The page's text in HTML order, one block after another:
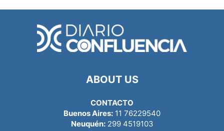
ABOUT US
CONTACTO
Buenos Aires: 11 76229540
Neuquén:299 4519103